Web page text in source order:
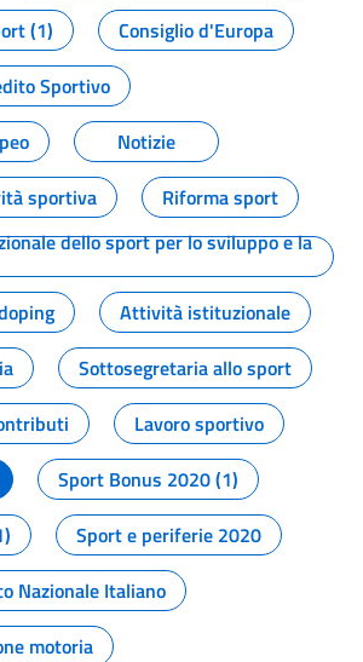
(1)
Consiglio d'Europa
Sportivo
Notizie
sportiva
Riforma sport
dello sport per lo sviluppo e la
Attività istituzionale
Sottosegretaria allo sport
Lavoro sportivo
Sport Bonus 2020 (1)
Sport e periferie 2020
Nazionale Italiano
motoria